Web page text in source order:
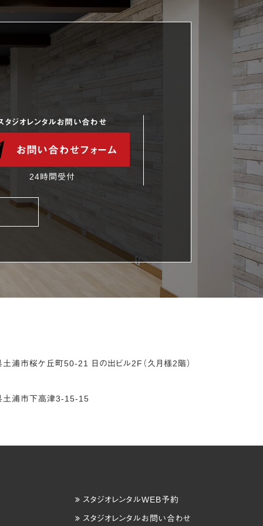
タジオレンタルお問い合わせ
お問い合わせフォーム
24時間受付
土浦市桜ケ丘町50-21 日の出ビル2F（久月様2階）
土浦市下高津3-15-15
スタジオレンタルWEB予約
スタジオレンタルお問い合わせ